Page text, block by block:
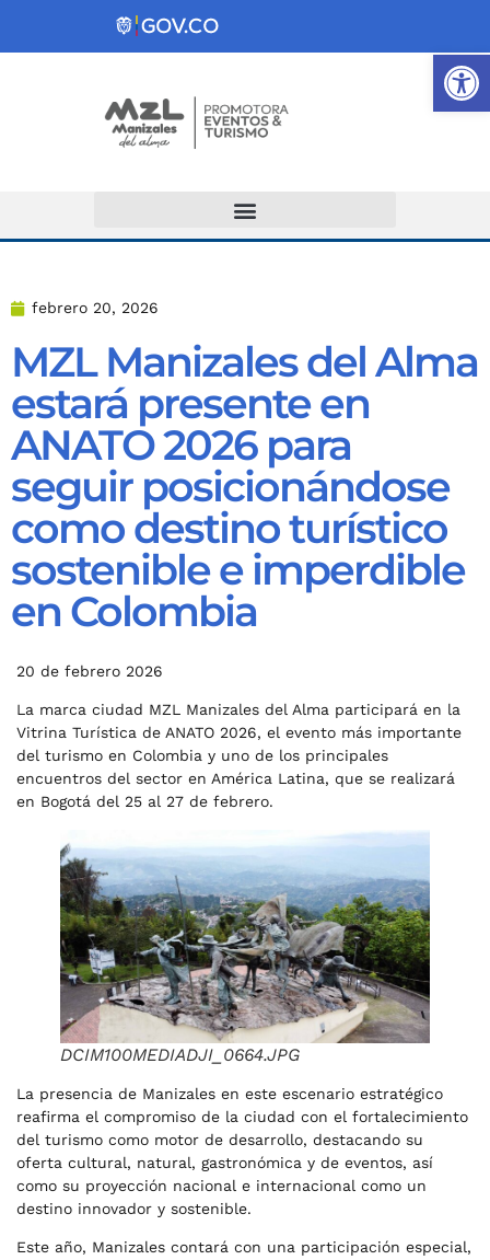
febrero 20, 2026
MZL Manizales del Alma
estará presente en
ANATO 2026 para
seguir posicionándose
como destino turístico
sostenible e imperdible
en Colombia
20 de febrero 2026
La marca ciudad MZL Manizales del Alma participará en la
Vitrina Turística de ANATO 2026, el evento más importante
del turismo en Colombia y uno de los principales
encuentros del sector en América Latina, que se realizará
en Bogotá del 25 al 27 de febrero.
DCIM100MEDIADJI_0664.JPG
La presencia de Manizales en este escenario estratégico
reafirma el compromiso de la ciudad con el fortalecimiento
del turismo como motor de desarrollo, destacando su
oferta cultural, natural, gastronómica y de eventos, así
como su proyección nacional e internacional como un
destino innovador y sostenible.
Este año, Manizales contará con una participación especial,